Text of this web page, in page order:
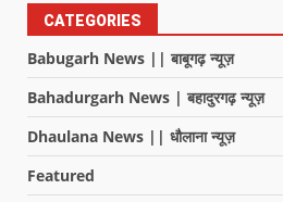
CATEGORIES
Babugarh News || बाबूगढ़ न्यूज़
Bahadurgarh News | बहादुरगढ़ न्यूज़
Dhaulana News || धौलाना न्यूज़
Featured